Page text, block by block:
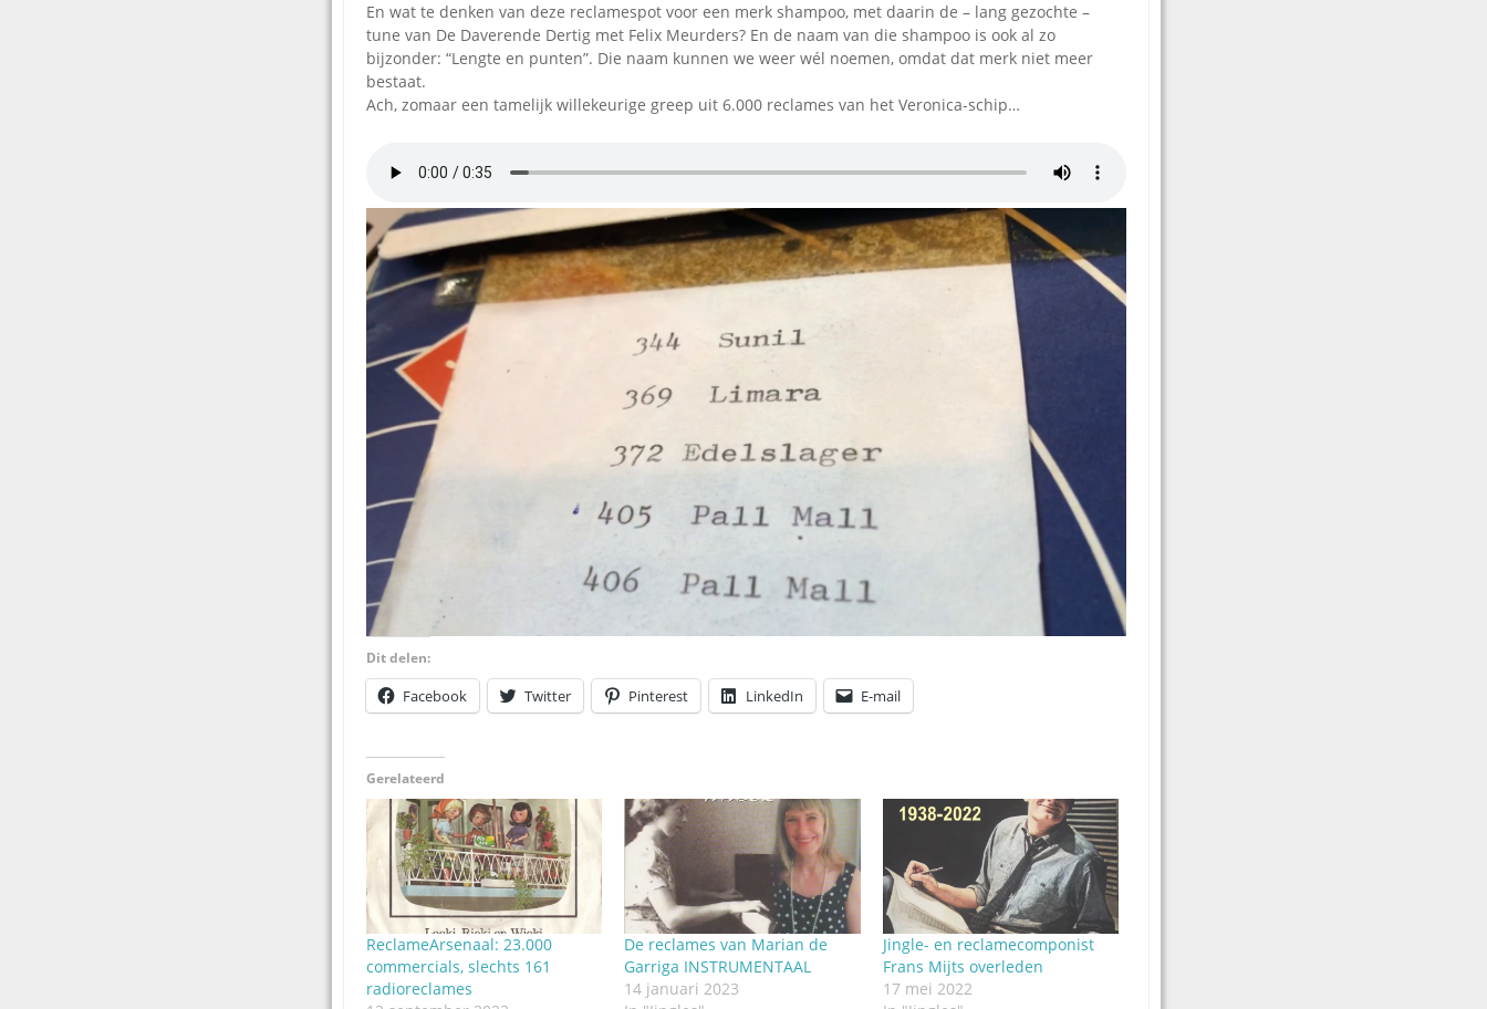
En wat te denken van deze reclamespot voor een merk shampoo, met daarin de – lang gezochte –
tune van De Daverende Dertig met Felix Meurders? En de naam van die shampoo is ook al zo
bijzonder: “Lengte en punten”. Die naam kunnen we weer wél noemen, omdat dat merk niet meer
bestaat.
Ach, zomaar een tamelijk willekeurige greep uit 6.000 reclames van het Veronica-schip…
Dit delen:
Facebook Twitter Pinterest LinkedIn E-mail
Gerelateerd
ReclameArsenaal: 23.000
commercials, slechts 161
radioreclames
De reclames van Marian de
Garriga INSTRUMENTAAL
14 januari 2023
Jingle- en reclamecomponist
Frans Mijts overleden
17 mei 2022